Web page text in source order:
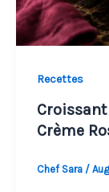
Recettes
Crème
Chef Sara /